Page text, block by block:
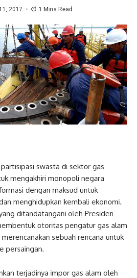
2017 1 Mins Read
swasta di sektor gas
mengakhiri monopoli negara
dengan maksud untuk
menghidupkan kembali ekonomi.
ditandatangani oleh Presiden
otoritas pengatur gas alam
sebuah rencana untuk
persaingan.
terjadinya impor gas alam oleh